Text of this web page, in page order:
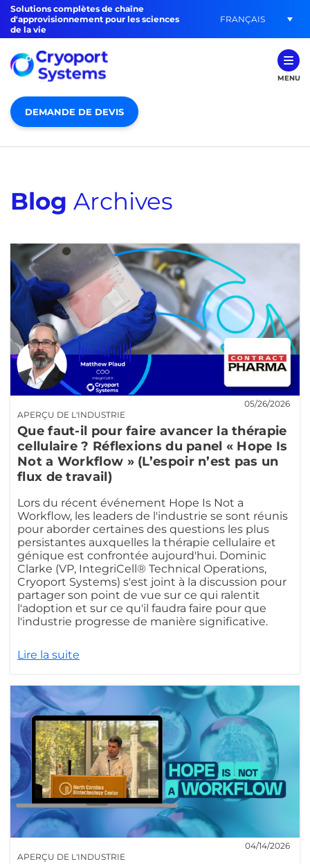
Solutions complètes de chaîne
d'approvisionnement pour les sciences
de la vie
FRANÇAIS
MENU
DEMANDE DE DEVIS
Blog Archives
APERÇU DE L'INDUSTRIE
05/26/2026
Que faut-il pour faire avancer la thérapie
cellulaire ? Réflexions du panel « Hope Is
Not a Workflow » (L’espoir n’est pas un
flux de travail)
Lors du récent événement Hope Is Not a
Workflow, les leaders de l'industrie se sont réunis
pour aborder certaines des questions les plus
persistantes auxquelles la thérapie cellulaire et
génique est confrontée aujourd'hui. Dominic
Clarke (VP, IntegriCell® Technical Operations,
Cryoport Systems) s'est joint à la discussion pour
partager son point de vue sur ce qui ralentit
l'adoption et sur ce qu'il faudra faire pour que
l'industrie progresse de manière significative.
Lire la suite
APERÇU DE L'INDUSTRIE
04/14/2026